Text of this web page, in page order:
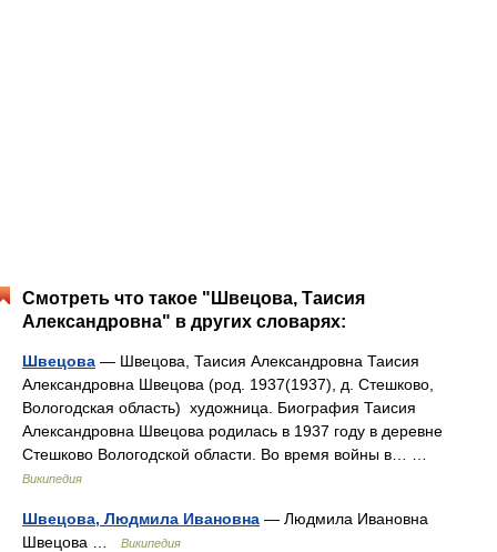
Смотреть что такое "Швецова, Таисия
Александровна" в других словарях:
Швецова — Швецова, Таисия Александровна Таисия
Александровна Швецова (род. 1937(1937), д. Стешково,
Вологодская область) художница. Биография Таисия
Александровна Швецова родилась в 1937 году в деревне
Стешково Вологодской области. Во время войны в… …
Википедия
Швецова, Людмила Ивановна — Людмила Ивановна
Швецова …
Википедия